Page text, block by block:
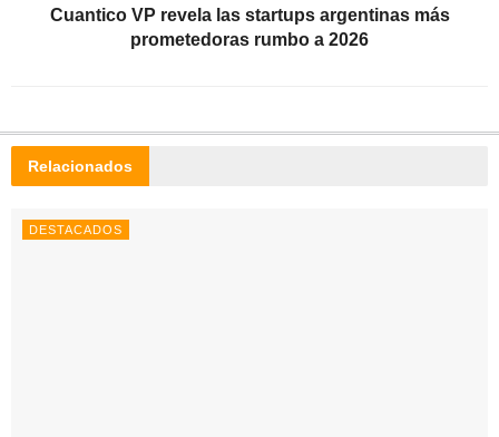
Cuantico VP revela las startups argentinas más
prometedoras rumbo a 2026
Relacionados
DESTACADOS